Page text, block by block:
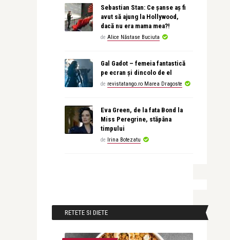
Sebastian Stan: Ce șanse aș fi
avut să ajung la Hollywood,
dacă nu era mama mea?!
de Alice Năstase Buciuta
Gal Gadot – femeia fantastică
pe ecran și dincolo de el
de revistatango.ro Marea Dragoste
Eva Green, de la fata Bond la
Miss Peregrine, stăpâna
timpului
de Irina Botezatu
RETETE SI DIETE